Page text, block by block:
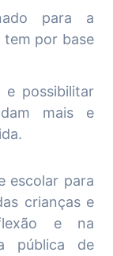
para a
tem por base
possibilitar
mais e
escolar para
crianças e
e na
pública de